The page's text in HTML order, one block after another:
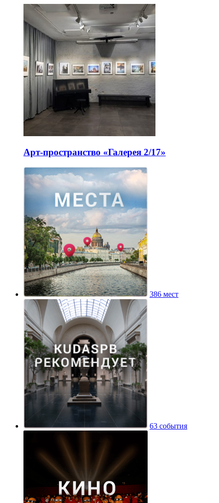
Арт-пространство «Галерея 2/17»
386 мест
63 события